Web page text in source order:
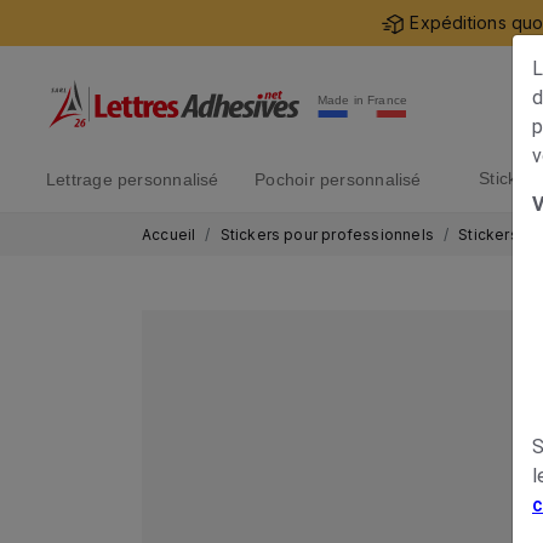
Expéditions
Made in France
lettrage personnalisé pochoir personnalisé
Accueil Stickers pour professionnels Stickers